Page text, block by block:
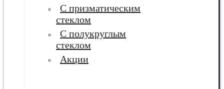
С призматическим
стеклом
С полукруглым
стеклом
Акции